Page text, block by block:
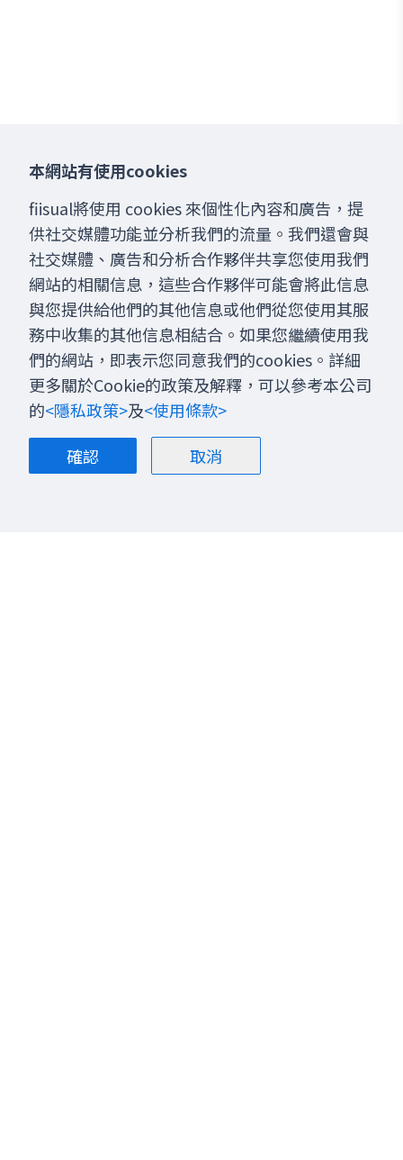
本網站有使用cookies
fiisual將使用 cookies 來個性化內容和廣告，提
供社交媒體功能並分析我們的流量。我們還會與
社交媒體、廣告和分析合作夥伴共享您使用我們
網站的相關信息，這些合作夥伴可能會將此信息
與您提供給他們的其他信息或他們從您使用其服
務中收集的其他信息相結合。如果您繼續使用我
們的網站，即表示您同意我們的cookies。詳細
更多關於Cookie的政策及解釋，可以參考本公司
的<隱私政策>及<使用條款>
確認
取消